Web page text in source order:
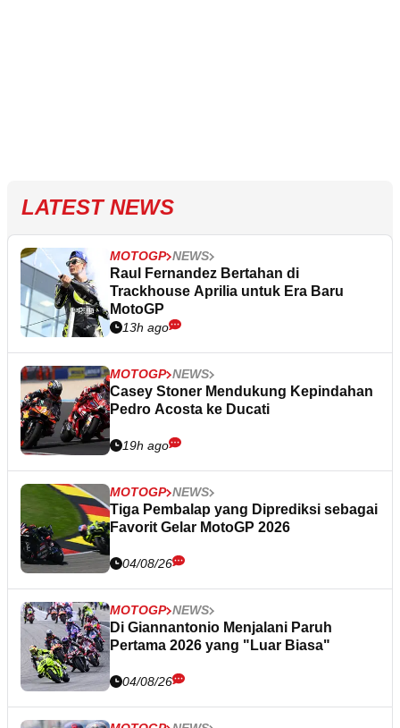
LATEST NEWS
MOTOGP NEWS
Raul Fernandez Bertahan di
Trackhouse Aprilia untuk Era Baru
MotoGP
13h ago
MOTOGP NEWS
Casey Stoner Mendukung Kepindahan
Pedro Acosta ke Ducati
19h ago
MOTOGP NEWS
Tiga Pembalap yang Diprediksi sebagai
Favorit Gelar MotoGP 2026
04/08/26
MOTOGP NEWS
Di Giannantonio Menjalani Paruh
Pertama 2026 yang "Luar Biasa"
04/08/26